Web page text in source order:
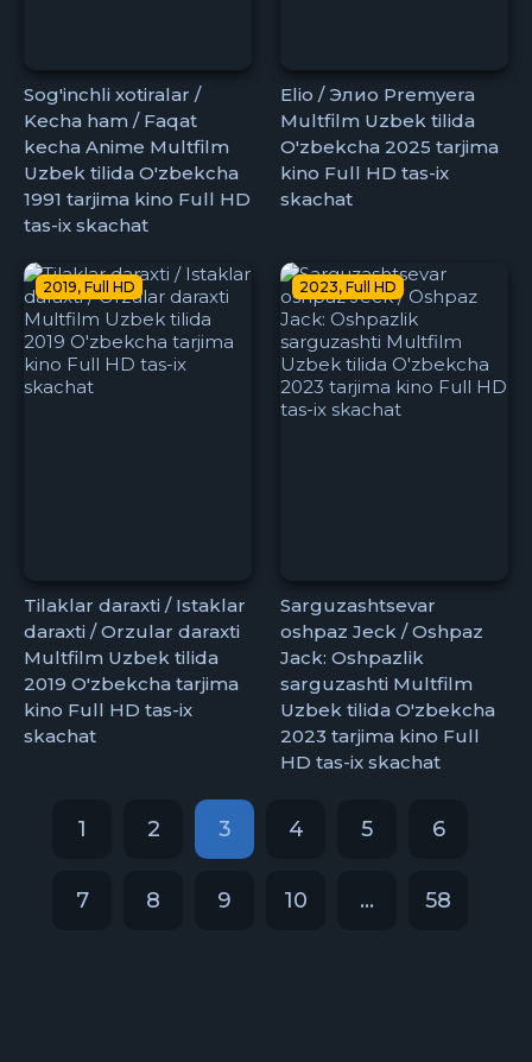
Sog'inchli xotiralar /
Kecha ham / Faqat
kecha Anime Multfilm
Uzbek tilida O'zbekcha
1991 tarjima kino Full HD
tas-ix skachat
Elio / Элио Premyera
Multfilm Uzbek tilida
O'zbekcha 2025 tarjima
kino Full HD tas-ix
skachat
2019, Full HD
Tilaklar daraxti / Istaklar
daraxti / Orzular daraxti
Multfilm Uzbek tilida
2019 O'zbekcha tarjima
kino Full HD tas-ix
skachat
2023, Full HD
Sarguzashtsevar
oshpaz Jeck / Oshpaz
Jack: Oshpazlik
sarguzashti Multfilm
Uzbek tilida O'zbekcha
2023 tarjima kino Full
HD tas-ix skachat
1 2 3 4 5 6
7 8 9 10 ... 58